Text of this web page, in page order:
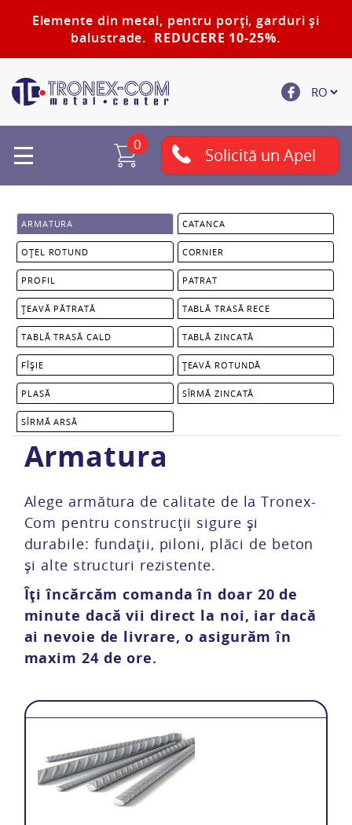
Elemente din metal, pentru porți, garduri și
balustrade. REDUCERE 10-25%.
0
Solicită un Apel
ARMATURA CATANCA
OȚEL ROTUND CORNIER
PROFIL PATRAT
ȚEAVĂ PĂTRATĂ TABLĂ TRASĂ RECE
TABLĂ TRASĂ CALD TABLĂ ZINCATĂ
FÎȘIE ȚEAVĂ ROTUNDĂ
PLASĂ SÎRMĂ ZINCATĂ
SÎRMĂ ARSĂ
Armatura
Alege armătura de calitate de la Tronex-
Com pentru construcții sigure și
durabile: fundații, piloni, plăci de beton
și alte structuri rezistente.
Îți încărcăm comanda în doar 20 de
minute dacă vii direct la noi, iar dacă
ai nevoie de livrare, o asigurăm în
maxim 24 de ore.
Total